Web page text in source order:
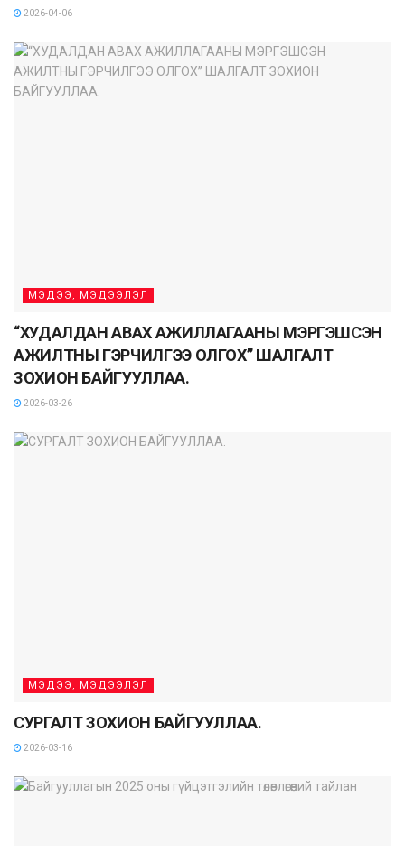
2026-04-06
МЭДЭЭ, МЭДЭЭЛЭЛ
“ХУДАЛДАН АВАХ АЖИЛЛАГААНЫ МЭРГЭШСЭН
АЖИЛТНЫ ГЭРЧИЛГЭЭ ОЛГОХ” ШАЛГАЛТ
ЗОХИОН БАЙГУУЛЛАА.
2026-03-26
МЭДЭЭ, МЭДЭЭЛЭЛ
СУРГАЛТ ЗОХИОН БАЙГУУЛЛАА.
2026-03-16